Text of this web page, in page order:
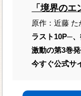
「境界の
原作：近藤
ラスト10P─
激動の第3巻発
今すぐ公式サ